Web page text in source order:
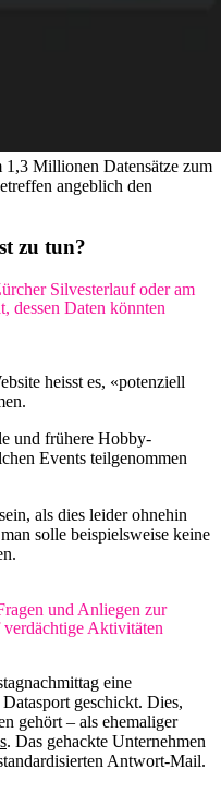
1,3 Millionen Datensätze zum
angeblich den
zu tun?
Silvesterlauf oder am
dessen Daten könnten
heisst es, «potenziell
und frühere Hobby-
Events teilgenommen
als dies leider ohnehin
solle beispielsweise keine
und Anliegen zur
Aktivitäten
eine
geschickt. Dies,
gehört – als ehemaliger
. Das gehackte Unternehmen
Antwort-Mail.